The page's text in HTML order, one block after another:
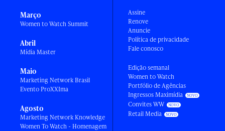
Março
Women to Watch Summit
Abril
Mídia Master
Maio
Marketing Network Brasil
Evento ProXXIma
Agosto
Marketing Network Knowledge
Women To Watch - Homenagem
Assine
Renove
Anuncie
Política de privacidade
Fale conosco
Edição semanal
Women to Watch
Portfólio de Agências
Ingressos Maximídia
Convites WW
Retail Media